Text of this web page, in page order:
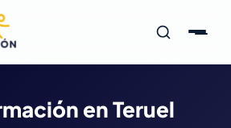
en Teruel